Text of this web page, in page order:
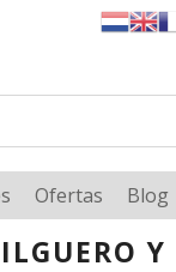
Ofertas Blog